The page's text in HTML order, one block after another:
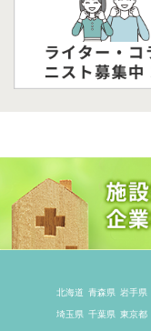
北海道 青森県 岩手県
埼玉県 千葉県 東京都